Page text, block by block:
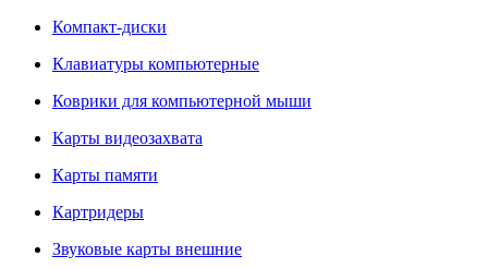
Компакт-диски
Клавиатуры компьютерные
Коврики для компьютерной мыши
Карты видеозахвата
Карты памяти
Картридеры
Звуковые карты внешние